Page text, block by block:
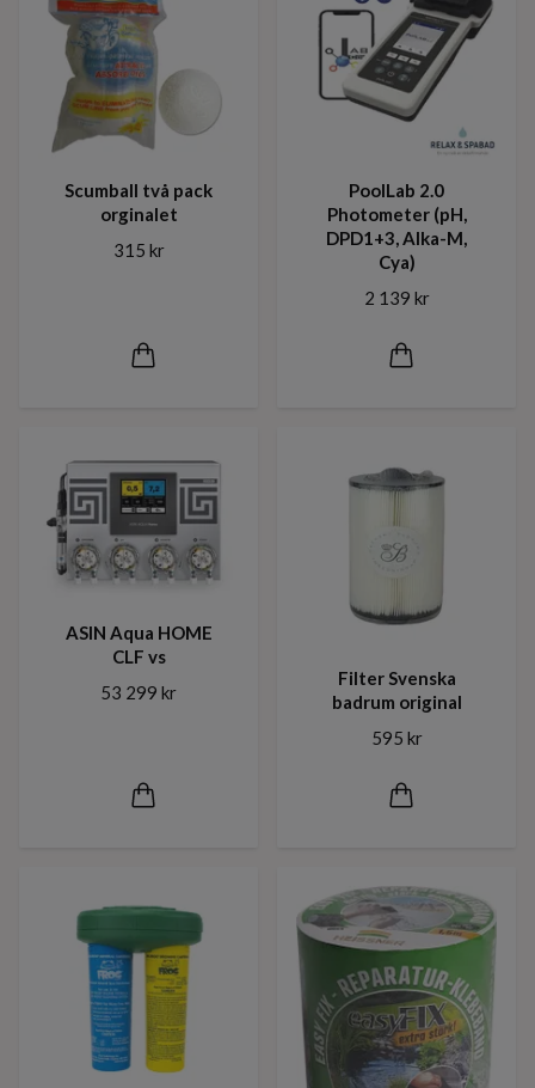
Scumball två pack
orginalet
315 kr
PoolLab 2.0
Photometer (pH,
DPD1+3, Alka-M,
Cya)
2 139 kr
ASIN Aqua HOME
CLF vs
53 299 kr
Filter Svenska
badrum original
595 kr